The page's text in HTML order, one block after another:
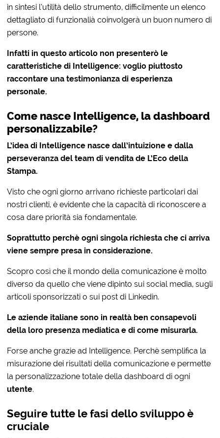
in sintesi l’utilità dello strumento, difficilmente un elenco
dettagliato di funzionalià coinvolgerà un buon numero di
persone.
Infatti in questo articolo non presenterò le
caratteristiche di Intelligence: voglio piuttosto
raccontare una testimonianza di esperienza
personale.
Come nasce Intelligence, la dashboard
personalizzabile?
L’idea di Intelligence nasce dall’intuizione e dalla
perseveranza del team di vendita de L’Eco della
Stampa.
Visto che ogni giorno arrivano richieste particolari dai
nostri clienti, è evidente che la capacità di riconoscere a
cosa dare priorità sia fondamentale.
Soprattutto perchè ogni singola richiesta che ci arriva
viene sempre presa in considerazione.
Scopro così che il mondo della comunicazione è molto
diverso da quello che viene dipinto sui social media, sugli
articoli sponsorizzati o sui post di Linkedin.
Le aziende italiane sono in realtà ben consapevoli
della loro presenza mediatica e di come misurarla.
Forse anche grazie ad Intelligence. Perchè semplifica la
misurazione dei risultati della comunicazione e permette
la personalizzazione totale della dashboard di ogni
utente.
Seguire tutte le fasi dello sviluppo è
cruciale